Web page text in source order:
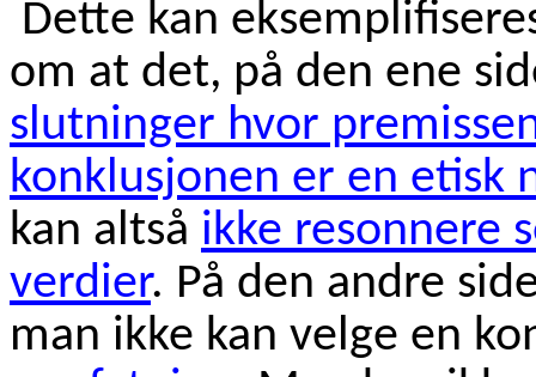
Dette kan
om at det, på den ene
slutninger hvor
konklusjonen er en etisk
kan altså ikke resonnere
verdier. På den andre
man ikke kan velge en